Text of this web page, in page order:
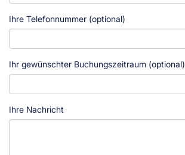
Ihre Telefonnummer (optional)
Ihr gewünschter Buchungszeitraum (optional)
Ihre Nachricht